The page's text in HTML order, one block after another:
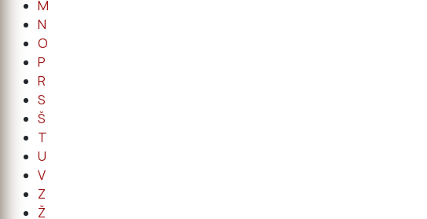
M
N
O
P
R
S
Š
T
U
V
Z
Ž